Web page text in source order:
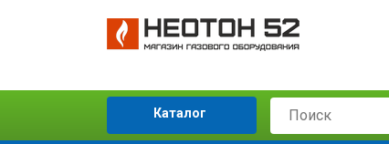
Каталог